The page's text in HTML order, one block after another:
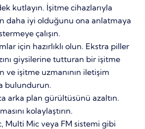
kutlayın. İşitme cihazlarıyla
daha iyi olduğunu ona anlatmaya
çalışın.
için hazırlıklı olun. Ekstra piller
giysilerine tutturan bir işitme
ve işitme uzmanının iletişim
bulundurun.
arka plan gürültüsünü azaltın.
kolaylaştırın.
Multi Mic veya FM sistemi gibi